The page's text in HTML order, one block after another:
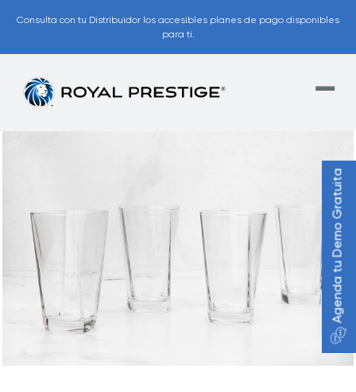
Consulta con tu Distribuidor los accesibles planes de pago disponibles
para ti.
Agenda tu Demo Gratuita